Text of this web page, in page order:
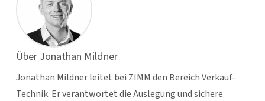
Über Jonathan Mildner
Jonathan Mildner leitet bei ZIMM den Bereich Verkauf-
Technik. Er verantwortet die Auslegung und sichere